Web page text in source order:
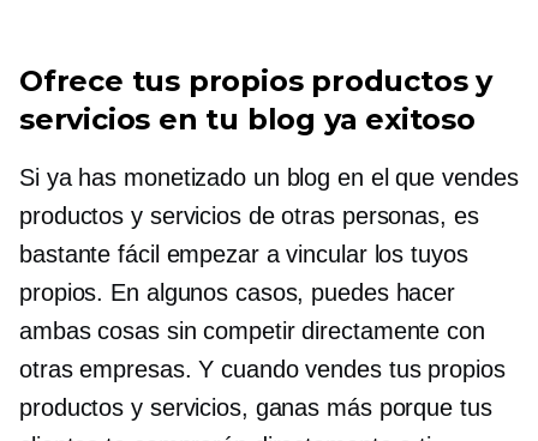
Ofrece tus propios productos y
servicios en tu blog ya exitoso
Si ya has monetizado un blog en el que vendes
productos y servicios de otras personas, es
bastante fácil empezar a vincular los tuyos
propios. En algunos casos, puedes hacer
ambas cosas sin competir directamente con
otras empresas. Y cuando vendes tus propios
productos y servicios, ganas más porque tus